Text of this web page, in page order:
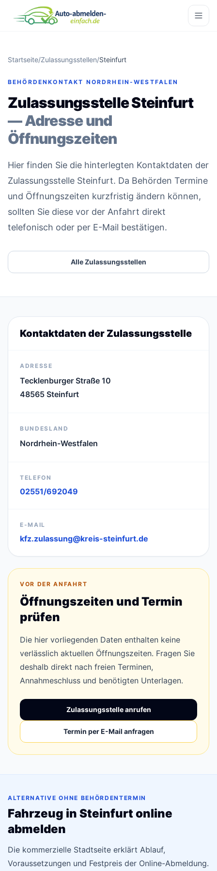
Startseite/Zulassungsstellen/Steinfurt
BEHÖRDENKONTAKT NORDRHEIN-WESTFALEN
Zulassungsstelle Steinfurt
— Adresse und
Öffnungszeiten
Hier finden Sie die hinterlegten Kontaktdaten der
Zulassungsstelle Steinfurt. Da Behörden Termine
und Öffnungszeiten kurzfristig ändern können,
sollten Sie diese vor der Anfahrt direkt
telefonisch oder per E-Mail bestätigen.
Alle Zulassungsstellen
Kontaktdaten der Zulassungsstelle
ADRESSE
Tecklenburger Straße 10
48565 Steinfurt
BUNDESLAND
Nordrhein-Westfalen
TELEFON
02551/692049
E-MAIL
kfz.zulassung@kreis-steinfurt.de
VOR DER ANFAHRT
Öffnungszeiten und Termin
prüfen
Die hier vorliegenden Daten enthalten keine
verlässlich aktuellen Öffnungszeiten. Fragen Sie
deshalb direkt nach freien Terminen,
Annahmeschluss und benötigten Unterlagen.
Zulassungsstelle anrufen
Termin per E-Mail anfragen
ALTERNATIVE OHNE BEHÖRDENTERMIN
Fahrzeug in Steinfurt online
abmelden
Die kommerzielle Stadtseite erklärt Ablauf,
Voraussetzungen und Festpreis der Online-Abmeldung.